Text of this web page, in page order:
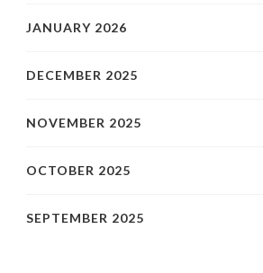
JANUARY 2026
DECEMBER 2025
NOVEMBER 2025
OCTOBER 2025
SEPTEMBER 2025